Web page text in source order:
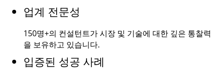
업계 전문성
150명+의 컨설턴트가 시장 및 기술에 대한 깊은 통찰력
을 보유하고 있습니다.
입증된 성공 사례